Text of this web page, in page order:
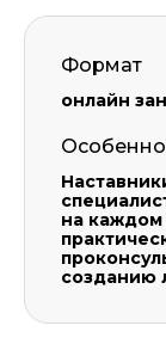
Формат
онлайн
на каждом
созданию